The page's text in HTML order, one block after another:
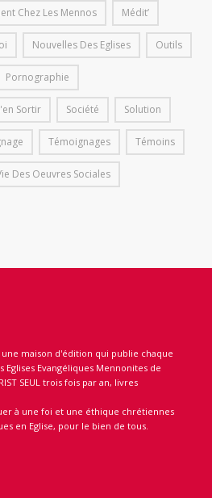
Chez Les Mennos Médit’
Nouvelles Des Eglises Outils
Pornographie
Sortir Société Solution
Témoignages Témoins
Des Oeuvres Sociales
maison d'édition qui publie chaque
Eglises Evangéliques Mennonites de
SEUL trois fois par an, livres
à une foi et une éthique chrétiennes
en Eglise, pour le bien de tous.